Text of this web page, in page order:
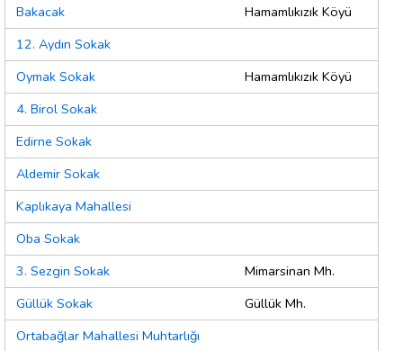
Bakacak
Hamamlıkızık Köyü
12. Aydın Sokak
Oymak Sokak
Hamamlıkızık Köyü
4. Birol Sokak
Edirne Sokak
Aldemir Sokak
Kaplıkaya Mahallesi
Oba Sokak
3. Sezgin Sokak
Mimarsinan Mh.
Güllük Sokak
Güllük Mh.
Ortabağlar Mahallesi Muhtarlığı